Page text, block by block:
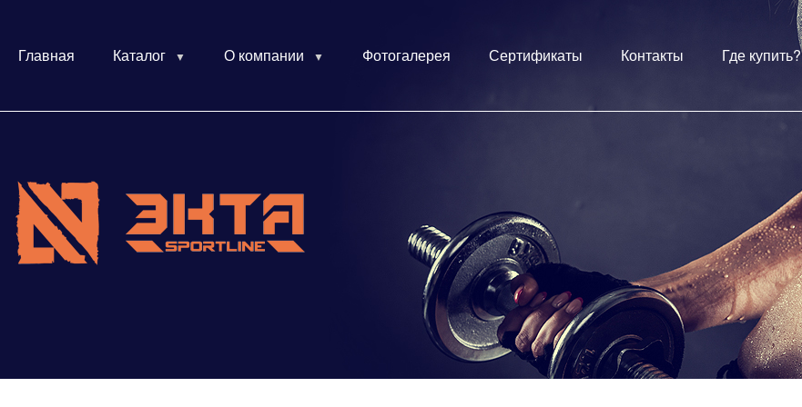
Главная Каталог О компании Фотогалерея Сертификаты Контакты Где купить?